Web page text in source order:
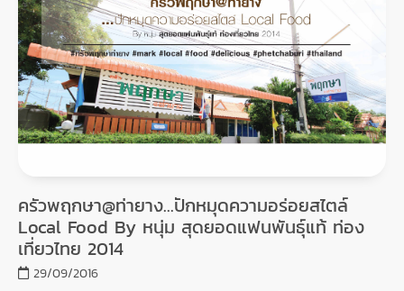
ครัวพฤกษา@ท่ายาง...ปักหมุดความอร่อยสไตล์
Local Food By หนุ่ม สุดยอดแฟนพันธุ์แท้ ท่อง
เที่ยวไทย 2014
29/09/2016